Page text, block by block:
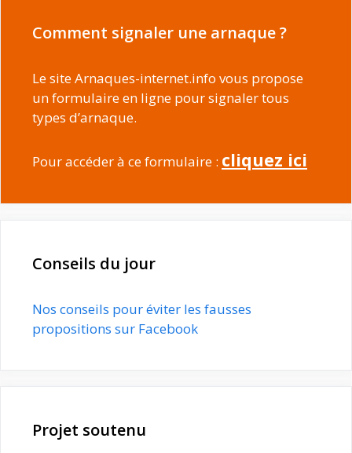
Comment signaler une arnaque ?
Le site Arnaques-internet.info vous propose
un formulaire en ligne pour signaler tous
types d’arnaque.
Pour accéder à ce formulaire : cliquez ici
Conseils du jour
Nos conseils pour éviter les fausses
propositions sur Facebook
Projet soutenu